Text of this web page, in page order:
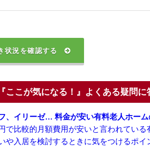
状況を確認する
ここが気になる！』よくある疑問に
、イリーゼ… 料金が安い有料老人ホーム
で比較的月額費用が安いと言われてい
や入居を検討するときに気をつけるポイ